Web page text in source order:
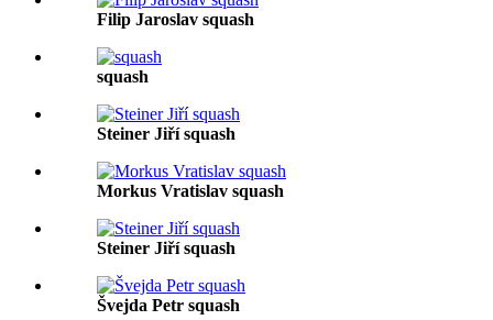
Filip Jaroslav squash
squash
Steiner Jiří squash
Morkus Vratislav squash
Steiner Jiří squash
Švejda Petr squash